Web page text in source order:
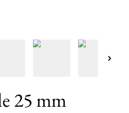
25 mm